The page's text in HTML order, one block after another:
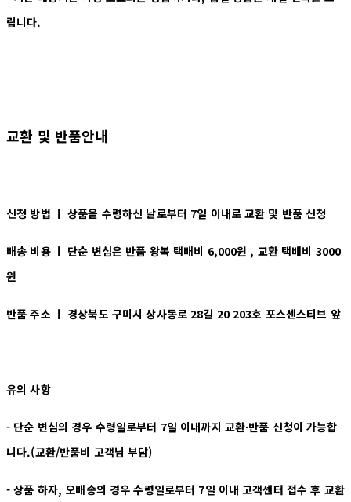
립니다.
교환 및 반품안내
신청 방법 ㅣ상품을 수령하신 날로부터 7일 이내로 교환 및 반품 신청
배송 비용 ㅣ 단순 변심은 반품 왕복 택배비 6,000원 , 교환 택배비 3000
원
반품 주소 ㅣ 경상북도 구미시 상사동로 28길 20 203호 포스센스티브 앞
유의 사항
- 단순 변심의 경우 수령일로부터 7일 이내까지 교환∙반품 신청이 가능합
니다.(교환/반품비 고객님 부담)
- 상품 하자, 오배송의 경우 수령일로부터 7일 이내 고객센터 접수 후 교환